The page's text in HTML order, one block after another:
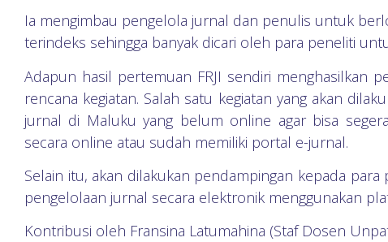
Ia mengimbau pengelola jurnal dan penulis untuk
terindeks sehingga banyak dicari oleh para peneliti
Adapun hasil pertemuan FRJI sendiri menghasilkan
rencana kegiatan. Salah satu kegiatan yang akan
jurnal di Maluku yang belum online agar bisa
secara online atau sudah memiliki portal e-jurnal.
Selain itu, akan dilakukan pendampingan kepada
pengelolaan jurnal secara elektronik menggunakan
Kontribusi oleh Fransina Latumahina (Staf Dosen